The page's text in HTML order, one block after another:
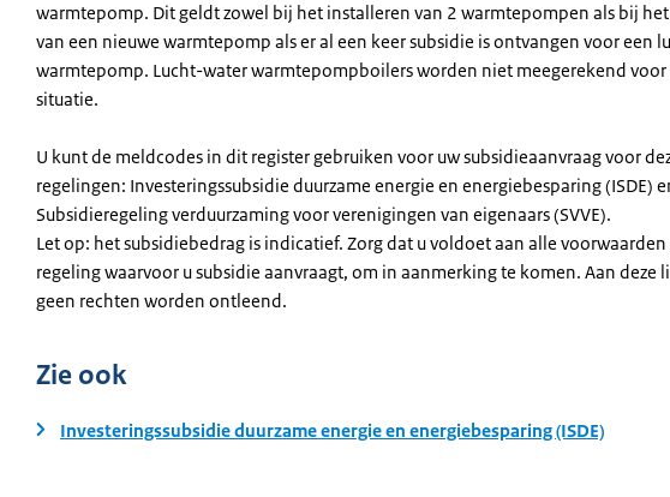
warmtepomp. Dit geldt zowel bij het installeren van 2 warmtepompen als bij
van een nieuwe warmtepomp als er al een keer subsidie is ontvangen voor een
warmtepomp. Lucht-water warmtepompboilers worden niet meegerekend voor
situatie.
U kunt de meldcodes in dit register gebruiken voor uw subsidieaanvraag voor
regelingen: Investeringssubsidie duurzame energie en energiebesparing (ISDE)
Subsidieregeling verduurzaming voor verenigingen van eigenaars (SVVE).
Let op: het subsidiebedrag is indicatief. Zorg dat u voldoet aan alle voorwaarden
regeling waarvoor u subsidie aanvraagt, om in aanmerking te komen. Aan deze
geen rechten worden ontleend.
Zie ook
Investeringssubsidie duurzame energie en energiebesparing (ISDE)